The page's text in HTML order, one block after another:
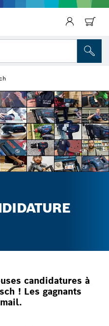
candidatures à
! Les gagnants